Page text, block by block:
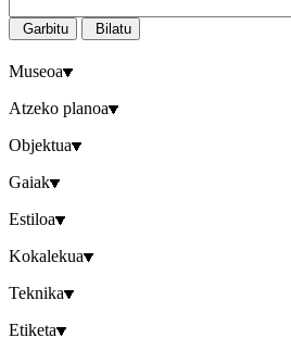
Garbitu Bilatu
Museoa
Atzeko planoa
Objektua
Gaiak
Estiloa
Kokalekua
Teknika
Etiketa